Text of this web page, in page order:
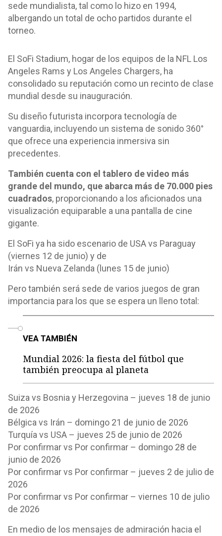
sede mundialista, tal como lo hizo en 1994,
albergando un total de ocho partidos durante el
torneo.
El SoFi Stadium, hogar de los equipos de la NFL Los
Angeles Rams y Los Angeles Chargers, ha
consolidado su reputación como un recinto de clase
mundial desde su inauguración.
Su diseño futurista incorpora tecnología de
vanguardia, incluyendo un sistema de sonido 360°
que ofrece una experiencia inmersiva sin
precedentes.
También cuenta con el tablero de video más
grande del mundo, que abarca más de 70.000 pies
cuadrados, proporcionando a los aficionados una
visualización equiparable a una pantalla de cine
gigante.
El SoFi ya ha sido escenario de USA vs Paraguay
(viernes 12 de junio) y de
Irán vs Nueva Zelanda (lunes 15 de junio)
Pero también será sede de varios juegos de gran
importancia para los que se espera un lleno total:
VEA TAMBIÉN
Mundial 2026: la fiesta del fútbol que
también preocupa al planeta
Suiza vs Bosnia y Herzegovina – jueves 18 de junio
de 2026
Bélgica vs Irán – domingo 21 de junio de 2026
Turquía vs USA – jueves 25 de junio de 2026
Por confirmar vs Por confirmar – domingo 28 de
junio de 2026
Por confirmar vs Por confirmar – jueves 2 de julio de
2026
Por confirmar vs Por confirmar – viernes 10 de julio
de 2026
En medio de los mensajes de admiración hacia el